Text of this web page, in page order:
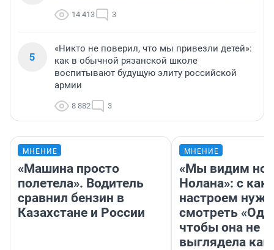
14 413 3
5
«Никто не поверил, что мы привезли детей»:
как в обычной рязанской школе
воспитывают будущую элиту российской
армии
8 882 3
МНЕНИЕ
«Машина просто
полетела». Водитель
сравнил бензин в
Казахстане и России
МНЕНИЕ
«Мы видим
Нолана»: с
настроем
смотреть
чтобы она не
выглядела как